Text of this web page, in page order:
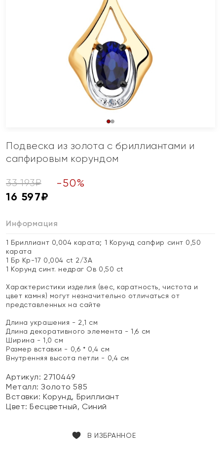
Подвеска из золота с бриллиантами и
сапфировым корундом
33 193₽ -50%
16 597₽
Информация
1 Бриллиант 0,004 карата; 1 Корунд сапфир синт 0,50
карата
1 Бр Кр-17 0,004 ct 2/3А
1 Корунд синт. недраг Ов 0,50 ct
Характеристики изделия (вес, каратность, чистота и
цвет камня) могут незначительно отличаться от
представленных на сайте
Длина украшения - 2,1 см
Длина декоративного элемента - 1,6 см
Ширина - 1,0 см
Размер вставки - 0,6 * 0,4 см
Внутренняя высота петли - 0,4 см
Артикул: 2710449
Металл:Золото 585
Вставки:Корунд, Бриллиант
Цвет:Бесцветный, Синий
В ИЗБРАННОЕ